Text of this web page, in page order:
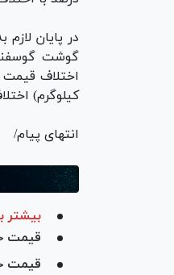
کیلوگرم) اختلاف قیمت ۱۷ درصدی را به
انتهای پیام/
بیشتر
قیمت
قیمت